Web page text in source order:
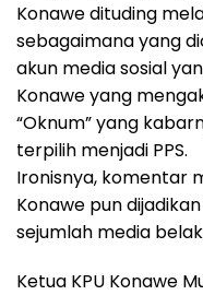
Konawe dituding
sebagaimana yang
akun media sosial
Konawe yang
“Oknum” yang
terpilih menjadi PPS.
Ironisnya, komentar
Konawe pun
sejumlah media
Ketua KPU Konawe